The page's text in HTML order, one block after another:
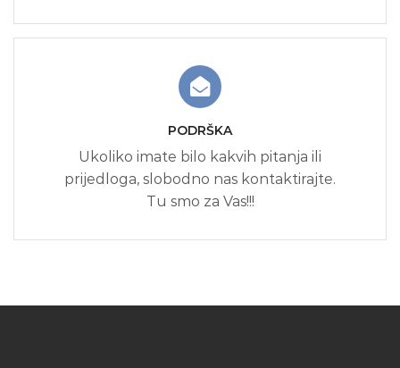
PODRŠKA
Ukoliko imate bilo kakvih pitanja ili
prijedloga, slobodno nas kontaktirajte.
Tu smo za Vas!!!